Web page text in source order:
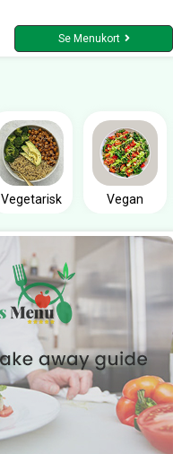
Se Menukort
Vegetarisk Vegan